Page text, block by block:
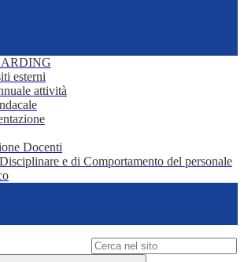
esterni
attività
Docenti
e di Comportamento del personale